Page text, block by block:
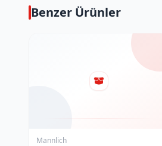
Benzer Ürünler
Mannlich